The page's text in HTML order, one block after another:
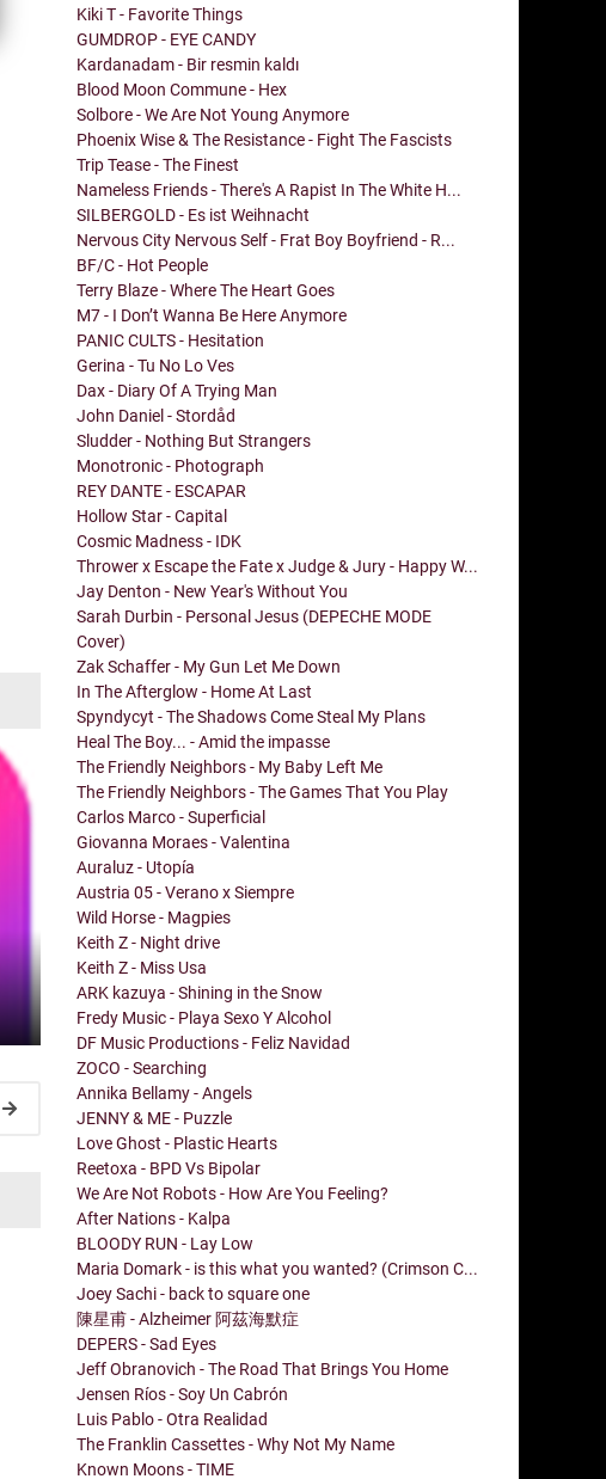
Kiki T - Favorite Things
GUMDROP - EYE CANDY
Kardanadam - Bir resmin kaldı
Blood Moon Commune - Hex
Solbore - We Are Not Young Anymore
Phoenix Wise & The Resistance - Fight The Fascists
Trip Tease - The Finest
Nameless Friends - There's A Rapist In The White H...
SILBERGOLD - Es ist Weihnacht
Nervous City Nervous Self - Frat Boy Boyfriend - R...
BF/C - Hot People
Terry Blaze - Where The Heart Goes
M7 - I Don’t Wanna Be Here Anymore
PANIC CULTS - Hesitation
Gerina - Tu No Lo Ves
Dax - Diary Of A Trying Man
John Daniel - Stordåd
Sludder - Nothing But Strangers
Monotronic - Photograph
REY DANTE - ESCAPAR
Hollow Star - Capital
Cosmic Madness - IDK
Thrower x Escape the Fate x Judge & Jury - Happy W...
Jay Denton - New Year's Without You
Sarah Durbin - Personal Jesus (DEPECHE MODE
Cover)
Zak Schaffer - My Gun Let Me Down
In The Afterglow - Home At Last
Spyndycyt - The Shadows Come Steal My Plans
Heal The Boy... - Amid the impasse
The Friendly Neighbors - My Baby Left Me
The Friendly Neighbors - The Games That You Play
Carlos Marco - Superficial
Giovanna Moraes - Valentina
Auraluz - Utopía
Austria 05 - Verano x Siempre
Wild Horse - Magpies
Keith Z - Night drive
Keith Z - Miss Usa
ARK kazuya - Shining in the Snow
Fredy Music - Playa Sexo Y Alcohol
DF Music Productions - Feliz Navidad
ZOCO - Searching
Annika Bellamy - Angels
JENNY & ME - Puzzle
Love Ghost - Plastic Hearts
Reetoxa - BPD Vs Bipolar
We Are Not Robots - How Are You Feeling?
After Nations - Kalpa
BLOODY RUN - Lay Low
Maria Domark - is this what you wanted? (Crimson C...
Joey Sachi - back to square one
陳星甫 - Alzheimer 阿茲海默症
DEPERS - Sad Eyes
Jeff Obranovich - The Road That Brings You Home
Jensen Ríos - Soy Un Cabrón
Luis Pablo - Otra Realidad
The Franklin Cassettes - Why Not My Name
Known Moons - TIME